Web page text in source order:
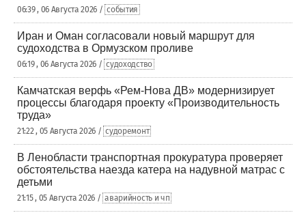
06:39 , 06 Августа 2026 / события
Иран и Оман согласовали новый маршрут для
судоходства в Ормузском проливе
06:19 , 06 Августа 2026 / судоходство
Камчатская верфь «Рем-Нова ДВ» модернизирует
процессы благодаря проекту «Производительность
труда»
21:22 , 05 Августа 2026 / судоремонт
В Ленобласти транспортная прокуратура проверяет
обстоятельства наезда катера на надувной матрас с
детьми
21:15 , 05 Августа 2026 / аварийность и чп